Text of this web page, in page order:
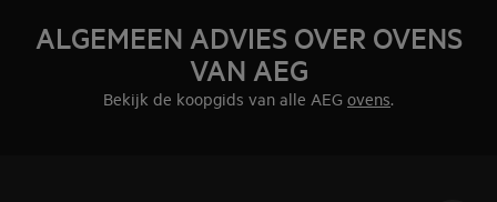
Flexibele toegang tot up-to-date informatie, zelfs als de
QR-code al op het apparaat staat.
Met de AEG app en QR-functionaliteit haal je het maximale uit
ALGEMEEN ADVIES OVER OVENS
VAN AEG
Bekijk de koopgids van alle AEG ovens.